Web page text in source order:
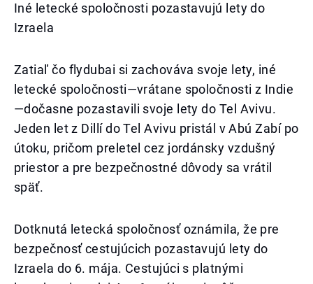
Iné letecké spoločnosti pozastavujú lety do
Izraela
Zatiaľ čo flydubai si zachováva svoje lety, iné
letecké spoločnosti—vrátane spoločnosti z Indie
—dočasne pozastavili svoje lety do Tel Avivu.
Jeden let z Dillí do Tel Avivu pristál v Abú Zabí po
útoku, pričom preletel cez jordánsky vzdušný
priestor a pre bezpečnostné dôvody sa vrátil
späť.
Dotknutá letecká spoločnosť oznámila, že pre
bezpečnosť cestujúcich pozastavujú lety do
Izraela do 6. mája. Cestujúci s platnými